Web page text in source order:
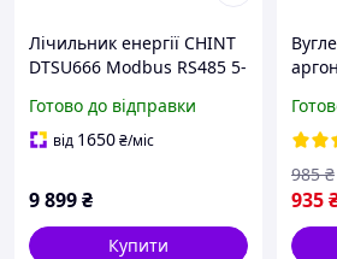
Лічильник енергії CHINT
DTSU666 Modbus RS485 5-
Готово до відправки
від 1650₴/міс
9 899₴
Купити
935
985 ₴